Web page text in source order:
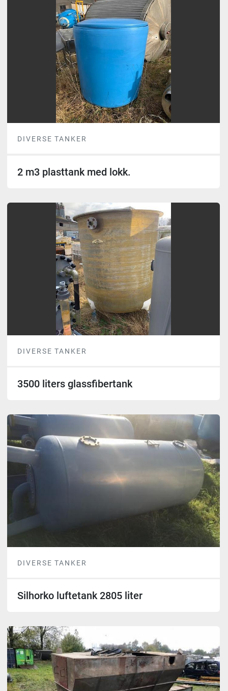
DIVERSE TANKER
2 m3 plasttank med lokk.
DIVERSE TANKER
3500 liters glassfibertank
DIVERSE TANKER
Silhorko luftetank 2805 liter